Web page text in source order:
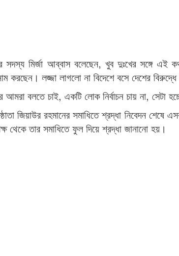
সদস্য মির্জা আব্বাস বলেছেন, খুব দুঃখের সঙ্গে
করছেন। লজ্জা লাগলো না বিদেশে বসে দেশের
বলতে চাই, একটি লোক নির্বাচন চায় না, সেটা
জিয়াউর রহমানের সমাধিতে শ্রদ্ধা নিবেদন শেষে
থেকে তার সমাধিতে ফুল দিয়ে শ্রদ্ধা জানানো হয়।